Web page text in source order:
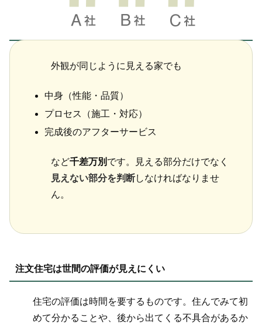
外観が同じように見える家でも
中身（性能・品質）
プロセス（施工・対応）
完成後のアフターサービス
など千差万別 です。見える部分だけでなく
見えない部分を判断しなければなりませ
ん。
注文住宅は世間の評価が見えにくい
住宅の評価は時間を要するものです。住んでみて初
めて分かることや、後から出てくる不具合があるか